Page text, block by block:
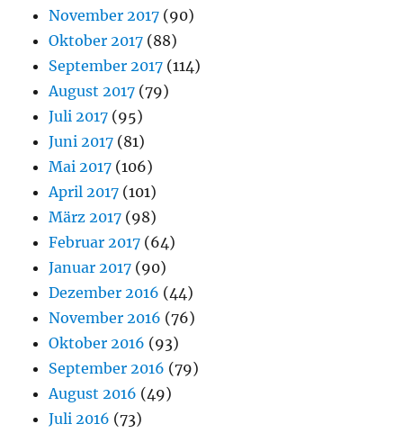
November 2017 (90)
Oktober 2017 (88)
September 2017 (114)
August 2017 (79)
Juli 2017 (95)
Juni 2017 (81)
Mai 2017 (106)
April 2017 (101)
März 2017 (98)
Februar 2017 (64)
Januar 2017 (90)
Dezember 2016 (44)
November 2016 (76)
Oktober 2016 (93)
September 2016 (79)
August 2016 (49)
Juli 2016 (73)